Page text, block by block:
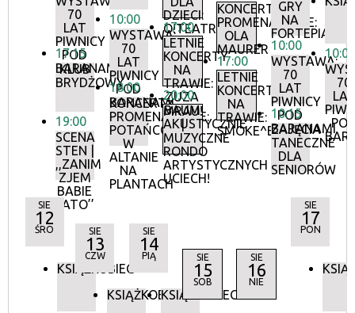
70
LAT
PIWNICY
POD
BARANAMI
17:15
KLUB
BRYDŻOWY
19:00
SCENA
STEN |
,,ZANIM
ZJEM
BABIE
LATO’’
10:00
WYSTAWA:
70
LAT
PIWNICY
POD
BARANAMI
18:00
KONCERTY
PROMENADOWE:
POTAŃCÓWKA
W
ALTANIE
NA
PLANTACH
DZIECI:
O!TEATR
17:00
LETNIE
KONCERTY
NA
TRAWIE:
ZUZA
BAUM
AKUSTYCZNIE
20:00
MRAU!
|
MUZYCZNE
RONDO
ARTYSTYCZNYCH
UCIECH!
KONCERTY
PROMENADOWE:
OLA
MAURER
17:00
LETNIE
KONCERTY
NA
TRAWIE:
SMOKE^BLUES
GRY
NA
FORTEPIANIE
10:00
WYSTAWA:
70
LAT
PIWNICY
POD
BARANAMI
10:15
ZAJĘCIA
TANECZNE
DLA
SENIORÓW
10:00
70
LAT
SIE
12
ŚRO
KSIĄŻKOBIEG
SIE
13
CZW
KSIĄŻKOBIEG
SIE
14
PIĄ
KSIĄŻKOBIEG
SIE
15
SOB
SIE
16
NIE
SIE
17
PON